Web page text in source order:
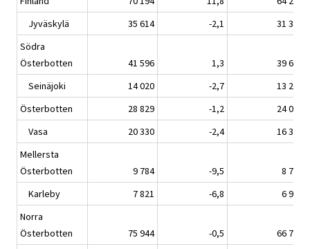
Jyväskylä
35 614 -2,1
31 383
Södra
Österbotten
41 596 1,3
39 660
Seinäjoki
14 020 -2,7
13 227
Österbotten
28 829 -1,2
24 093
Vasa
20 330 -2,4
16 391
Mellersta
Österbotten
9 784 -9,5
8 722
Karleby
7 821 -6,8
6 951
Norra
Österbotten
75 944 -0,5
66 772